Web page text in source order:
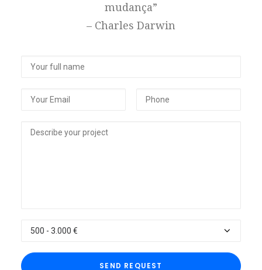
mudança”
– Charles Darwin